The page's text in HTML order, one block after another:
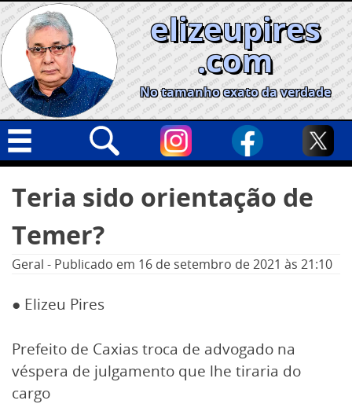
Skip
to
content
elizeupires
.com
No tamanho exato da verdade
Geral
Cidades
Política
Informe especial
por:
Teria sido orientação de
Temer?
Geral - Publicado em 16 de setembro de 2021 às 21:10
● Elizeu Pires
Prefeito de Caxias troca de advogado na
véspera de julgamento que lhe tiraria do
cargo